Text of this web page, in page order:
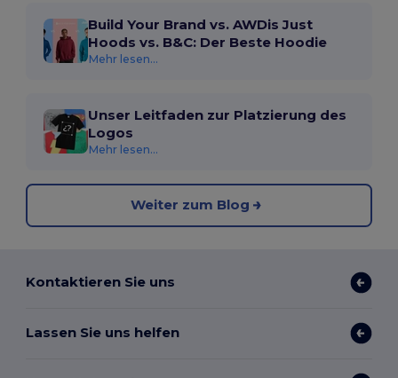
Build Your Brand vs. AWDis Just
Hoods vs. B&C: Der Beste Hoodie
Mehr lesen...
Unser Leitfaden zur Platzierung des
Logos
Mehr lesen...
Weiter zum Blog
Kontaktieren Sie uns
Lassen Sie uns helfen